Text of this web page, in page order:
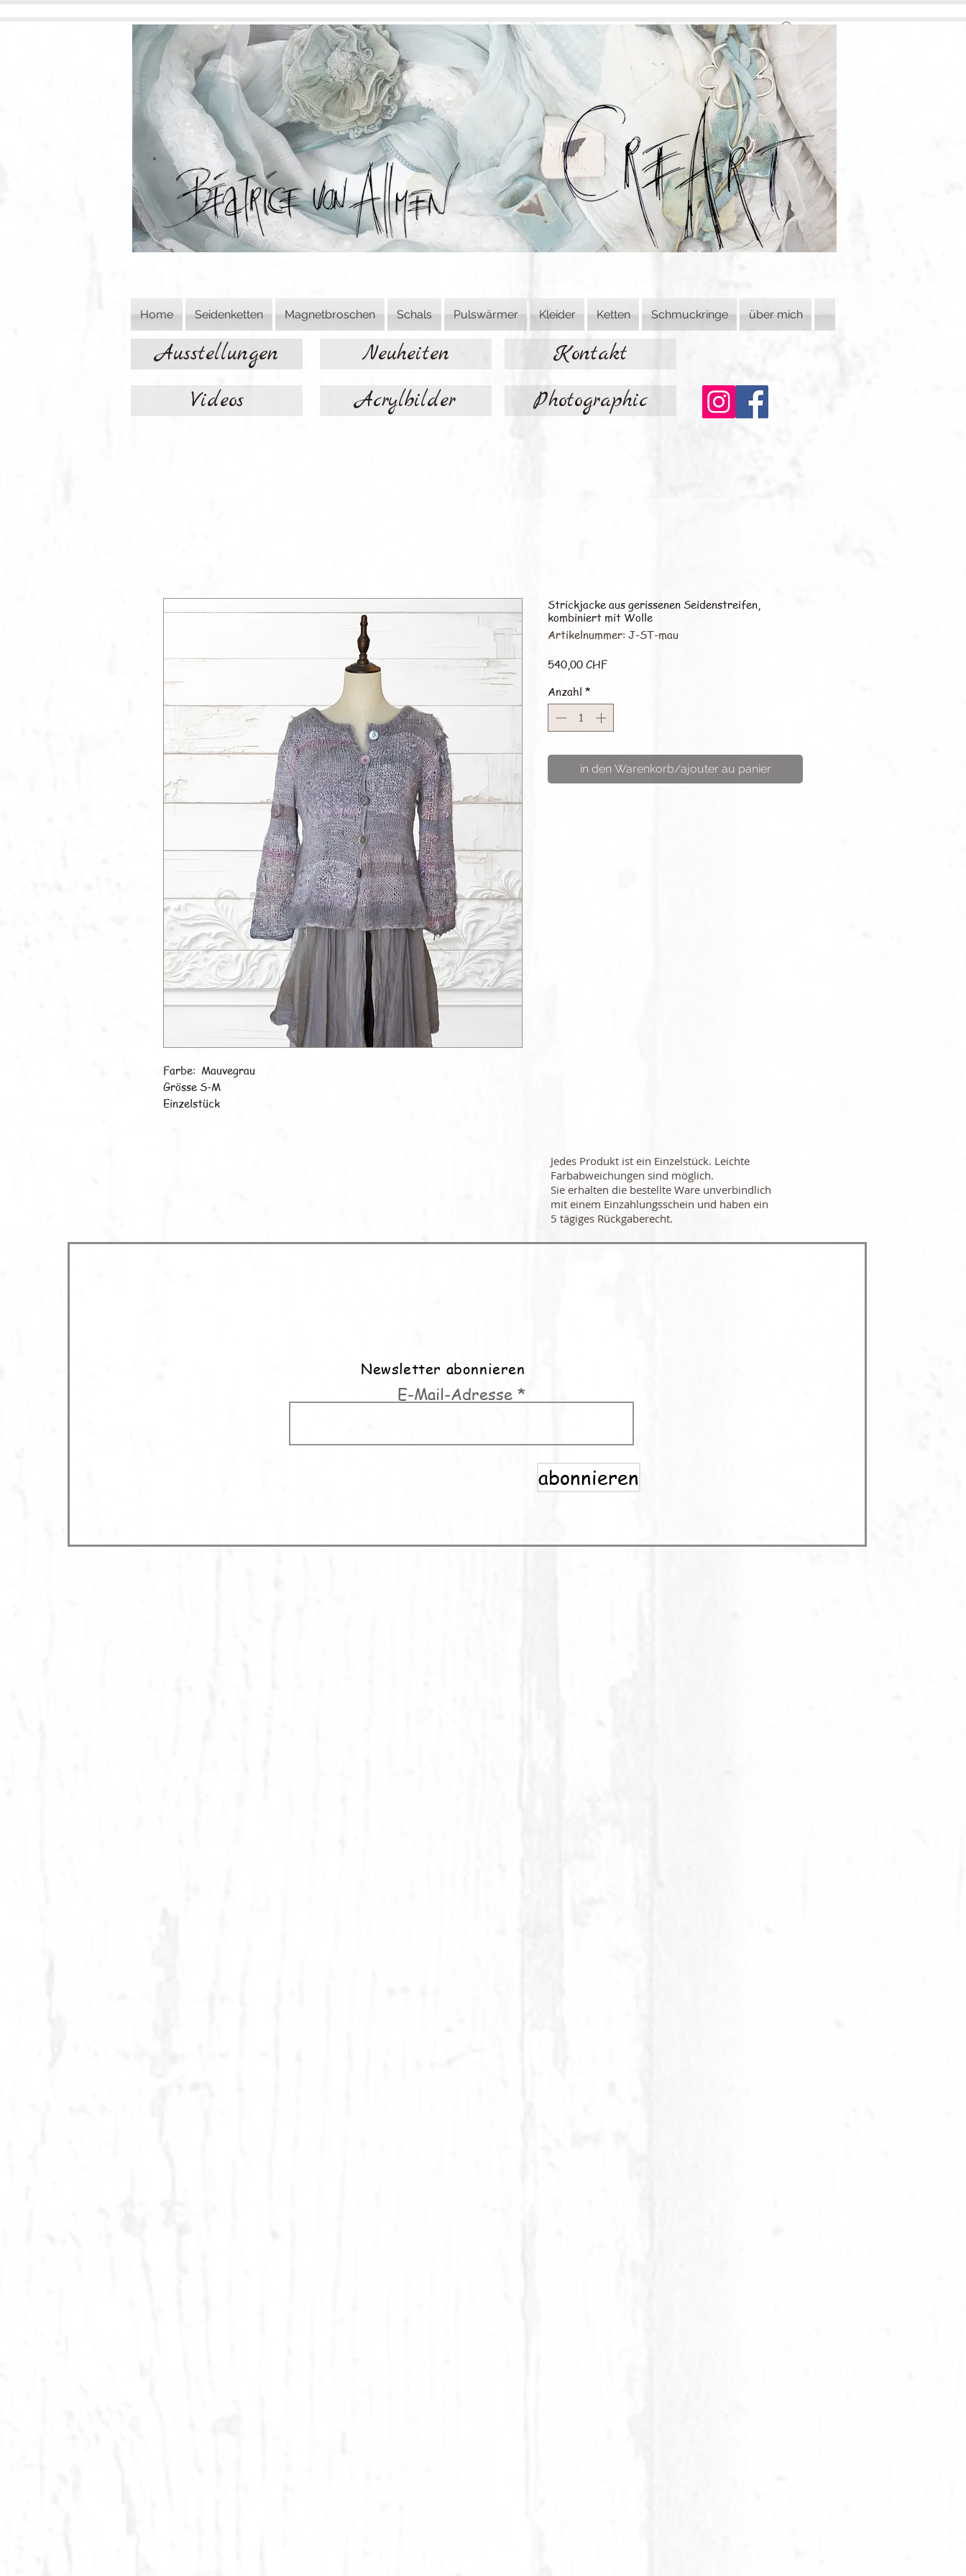
Home Seidenketten Magnetbroschen Schals Pulswärmer Kleider Ketten Schmuckringe über mich
Ausstellungen Neuheiten
Kontakt
Videos
Acrylbilder Photographic
Farbe: Mauvegrau
Grösse S-M
Einzelstück
Strickjacke aus gerissenen Seidenstreifen,
kombiniert mit Wolle
Artikelnummer: J-ST-mau
540,00 CHFPreis
Anzahl *
in den Warenkorb/ajouter au panier
Jedes Produkt ist ein Einzelstück. Leichte
Farbabweichungen sind möglich.
Sie erhalten die bestellte Ware unverbindlich
mit einem Einzahlungsschein und haben ein
5 tägiges Rückgaberecht.
Newsletter abonnieren
E-Mail-Adresse
abonnieren